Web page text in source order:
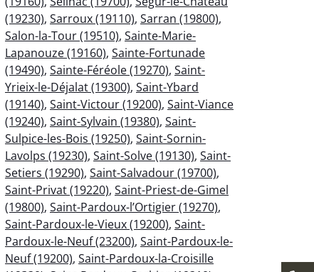
(19230), Sarroux (19110), Sarran (19800),
Salon-la-Tour (19510), Sainte-Marie-
Lapanouze (19160), Sainte-Fortunade
(19490), Sainte-Féréole (19270), Saint-
Yrieix-le-Déjalat (19300), Saint-Ybard
(19140), Saint-Victour (19200), Saint-Viance
(19240), Saint-Sylvain (19380), Saint-
Sulpice-les-Bois (19250), Saint-Sornin-
Lavolps (19230), Saint-Solve (19130), Saint-
Setiers (19290), Saint-Salvadour (19700),
Saint-Privat (19220), Saint-Priest-de-Gimel
(19800), Saint-Pardoux-l’Ortigier (19270),
Saint-Pardoux-le-Vieux (19200), Saint-
Pardoux-le-Neuf (23200), Saint-Pardoux-le-
Neuf (19200), Saint-Pardoux-la-Croisille